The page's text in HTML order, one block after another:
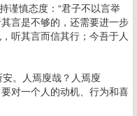
谨慎态度：“君子不以言举
言是不够的，还需要进一步
听其言而信其行；今吾于人
。人焉廋哉？人焉廋
对一个人的动机、行为和喜